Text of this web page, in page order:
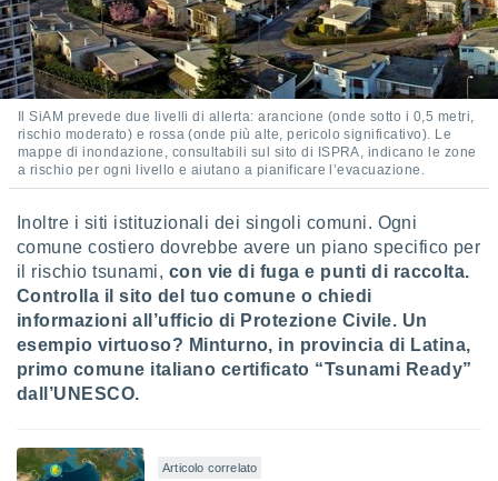
Il SiAM prevede due livelli di allerta: arancione (onde sotto i 0,5 metri,
rischio moderato) e rossa (onde più alte, pericolo significativo). Le
mappe di inondazione, consultabili sul sito di ISPRA, indicano le zone
a rischio per ogni livello e aiutano a pianificare l’evacuazione.
Inoltre i siti istituzionali dei singoli comuni. Ogni
comune costiero dovrebbe avere un piano specifico per
il rischio tsunami, con vie di fuga e punti di raccolta.
Controlla il sito del tuo comune o chiedi
informazioni all’ufficio di Protezione Civile. Un
esempio virtuoso? Minturno, in provincia di Latina,
primo comune italiano certificato “Tsunami Ready”
dall’UNESCO.
Articolo correlato